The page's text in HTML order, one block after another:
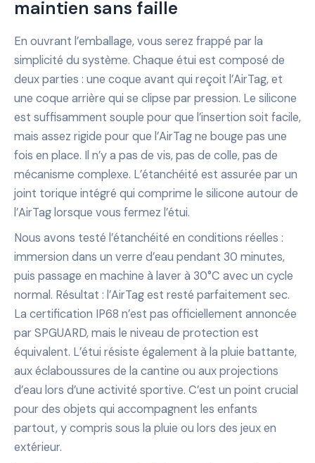
maintien sans faille
En ouvrant l’emballage, vous serez frappé par la
simplicité du système. Chaque étui est composé de
deux parties : une coque avant qui reçoit l’AirTag, et
une coque arrière qui se clipse par pression. Le silicone
est suffisamment souple pour que l’insertion soit facile,
mais assez rigide pour que l’AirTag ne bouge pas une
fois en place. Il n’y a pas de vis, pas de colle, pas de
mécanisme complexe. L’étanchéité est assurée par un
joint torique intégré qui comprime le silicone autour de
l’AirTag lorsque vous fermez l’étui.
Nous avons testé l’étanchéité en conditions réelles :
immersion dans un verre d’eau pendant 30 minutes,
puis passage en machine à laver à 30°C avec un cycle
normal. Résultat : l’AirTag est resté parfaitement sec.
La certification IP68 n’est pas officiellement annoncée
par SPGUARD, mais le niveau de protection est
équivalent. L’étui résiste également à la pluie battante,
aux éclaboussures de la cantine ou aux projections
d’eau lors d’une activité sportive. C’est un point crucial
pour des objets qui accompagnent les enfants
partout, y compris sous la pluie ou lors des jeux en
extérieur.